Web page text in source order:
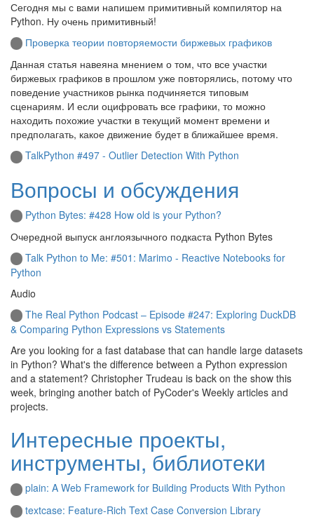
Сегодня мы с вами напишем примитивный компилятор на
Python. Ну очень примитивный!
Проверка теории повторяемости биржевых графиков
Данная статья навеяна мнением о том, что все участки
биржевых графиков в прошлом уже повторялись, потому что
поведение участников рынка подчиняется типовым
сценариям. И если оцифровать все графики, то можно
находить похожие участки в текущий момент времени и
предполагать, какое движение будет в ближайшее время.
TalkPython #497 - Outlier Detection With Python
Вопросы и обсуждения
Python Bytes: #428 How old is your Python?
Очередной выпуск англоязычного подкаста Python Bytes
Talk Python to Me: #501: Marimo - Reactive Notebooks for
Python
Audio
The Real Python Podcast – Episode #247: Exploring DuckDB
& Comparing Python Expressions vs Statements
Are you looking for a fast database that can handle large datasets
in Python? What's the difference between a Python expression
and a statement? Christopher Trudeau is back on the show this
week, bringing another batch of PyCoder's Weekly articles and
projects.
Интересные проекты,
инструменты, библиотеки
plain: A Web Framework for Building Products With Python
textcase: Feature-Rich Text Case Conversion Library